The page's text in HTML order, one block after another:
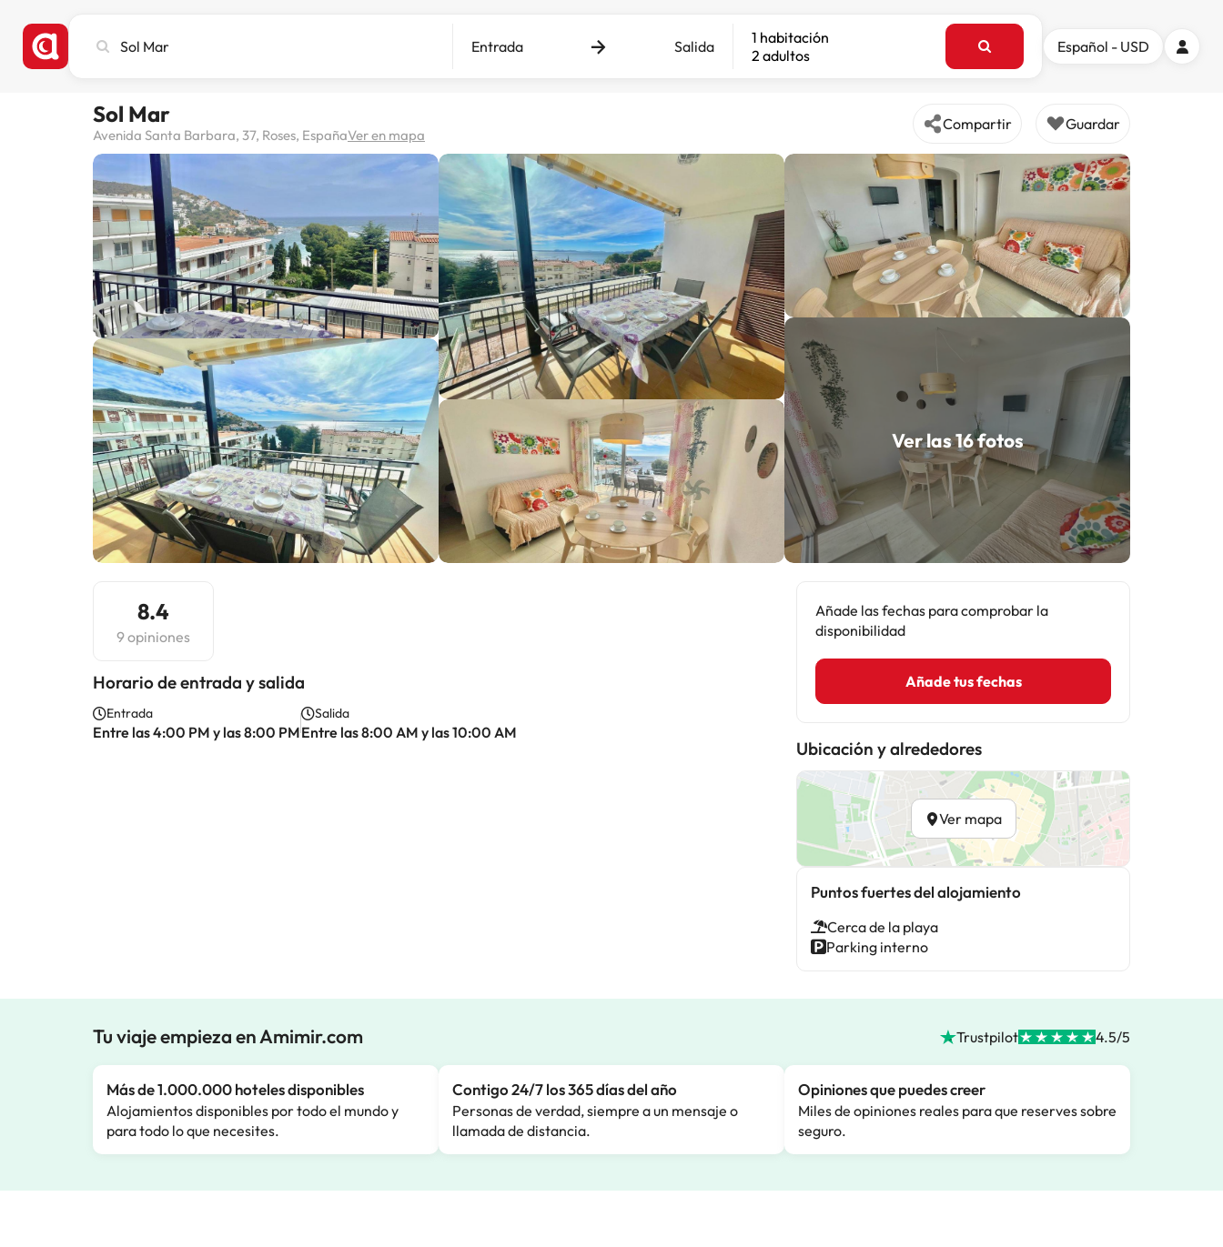
ciudad,
destino
Entrada Salida
1 habitación
2 adultos
Español - USD
Sol Mar
Avenida Santa Barbara, 37, Roses, EspañaVer en mapa
Compartir Guardar
Ver las 16 fotos
8.4
9 opiniones
Horario de entrada y salida
Entrada
Entre las 4:00 PM y las 8:00 PM
Salida
Entre las 8:00 AM y las 10:00 AM
Añade las fechas para comprobar la
disponibilidad
Añade tus fechas
Ubicación y alrededores
Ver mapa
Puntos fuertes del alojamiento
Cerca de la playa
Parking interno
Tu viaje empieza en Amimir.com Trustpilot 4.5/5
Más de 1.000.000 hoteles disponibles
Alojamientos disponibles por todo el mundo y
para todo lo que necesites.
Contigo 24/7 los 365 días del año
Personas de verdad, siempre a un mensaje o
llamada de distancia.
Opiniones que puedes creer
Miles de opiniones reales para que reserves sobre
seguro.